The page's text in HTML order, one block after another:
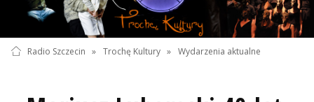
Radio Szczecin » Trochę Kultury » Wydarzenia aktualne